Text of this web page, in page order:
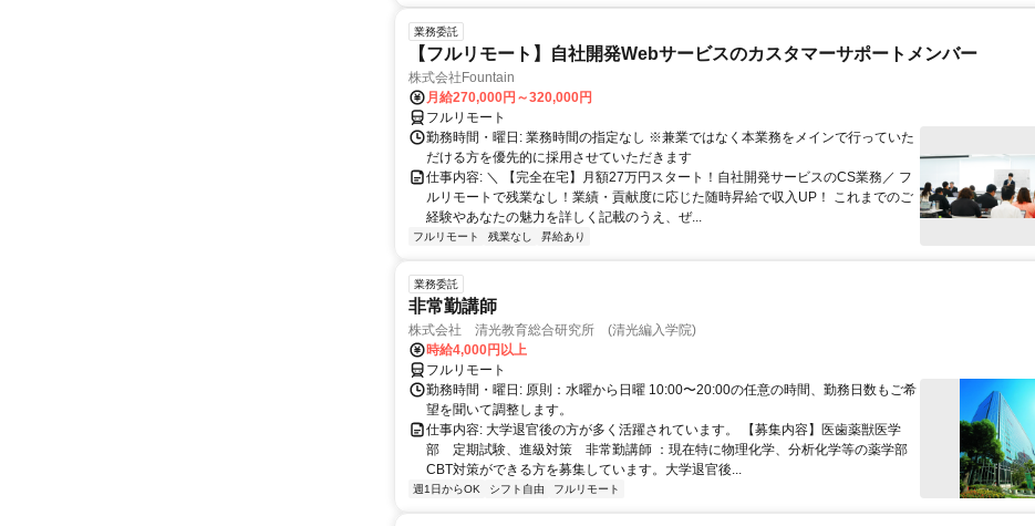
業務委託
【フルリモート】自社開発Webサービスのカスタマーサポートメンバー
株式会社Fountain
月給270,000円～320,000円
フルリモート
勤務時間・曜日: 業務時間の指定なし ※兼業ではなく本業務をメインで行っていた
だける方を優先的に採用させていただきます
仕事内容: ＼ 【完全在宅】月額27万円スタート！自社開発サービスのCS業務／ フ
ルリモートで残業なし！業績・貢献度に応じた随時昇給で収入UP！ これまでのご
経験やあなたの魅力を詳しく記載のうえ、ぜ...
フルリモート 残業なし 昇給あり
業務委託
非常勤講師
株式会社 清光教育総合研究所 (清光編入学院)
時給4,000円以上
フルリモート
勤務時間・曜日: 原則：水曜から日曜 10:00〜20:00の任意の時間、勤務日数もご希
望を聞いて調整します。
仕事内容: 大学退官後の方が多く活躍されています。 【募集内容】医歯薬獣医学
部 定期試験、進級対策 非常勤講師 ：現在特に物理化学、分析化学等の薬学部
CBT対策ができる方を募集しています。大学退官後...
週1日からOK シフト自由 フルリモート